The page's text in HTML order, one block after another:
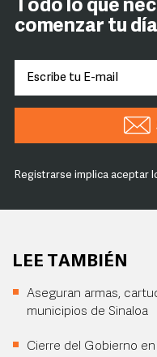
Todo lo que
comenzar tu día
Registrarse implica aceptar
LEE TAMBIÉN
Aseguran armas,
municipios de Sinaloa
Cierre del Gobierno